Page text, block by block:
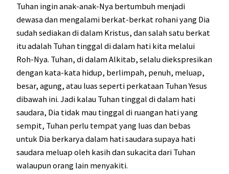
Tuhan ingin anak-anak-Nya bertumbuh menjadi
dewasa dan mengalami berkat-berkat rohani yang Dia
sudah sediakan di dalam Kristus, dan salah satu berkat
itu adalah Tuhan tinggal di dalam hati kita melalui
Roh-Nya. Tuhan, di dalam Alkitab, selalu diekspresikan
dengan kata-kata hidup, berlimpah, penuh, meluap,
besar, agung, atau luas seperti perkataan Tuhan Yesus
dibawah ini. Jadi kalau Tuhan tinggal di dalam hati
saudara, Dia tidak mau tinggal di ruangan hati yang
sempit, Tuhan perlu tempat yang luas dan bebas
untuk Dia berkarya dalam hati saudara supaya hati
saudara meluap oleh kasih dan sukacita dari Tuhan
walaupun orang lain menyakiti.